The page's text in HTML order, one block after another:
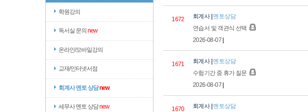
학원강의
독서실 문의new
온라인/모바일강의
교재/인터넷서점
회계사 멘토 상담new
세무사 멘토 상담new
1672 회계사 멘토상담
연습서 및 객관식 선택
2026-08-07
1671 회계사 멘토상담
수험기간 중 휴가 질문
2026-08-07
1670 회계사 멘토상담